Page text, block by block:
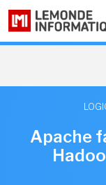
Apache